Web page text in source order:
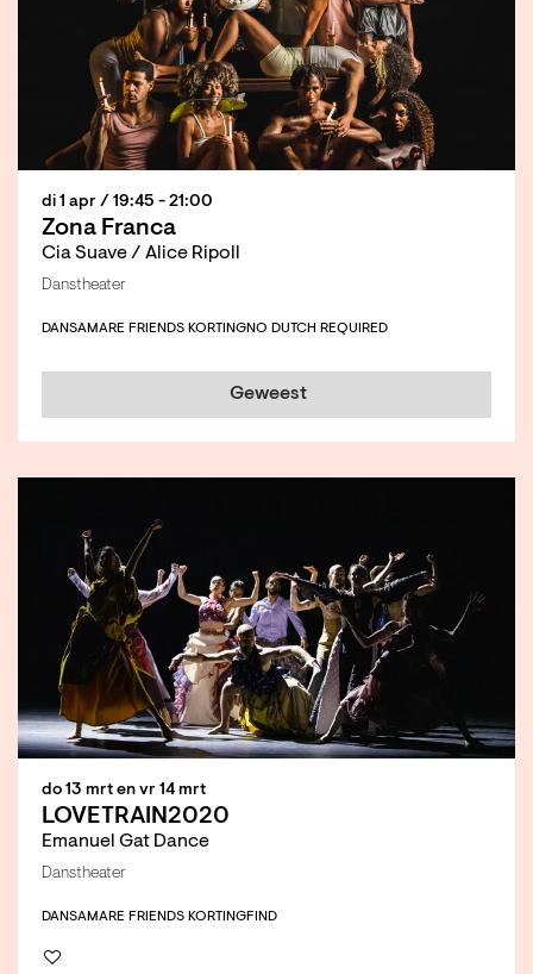
Zona Franca
Cia Suave / Alice Ripoll
di 1 apr / 19:45 - 21:00
Danstheater
DANSAMARE FRIENDS KORTINGNO DUTCH REQUIRED
Geweest
LOVETRAIN2020
Emanuel Gat Dance
do 13 mrt en vr 14 mrt
Danstheater
DANSAMARE FRIENDS KORTINGFIND